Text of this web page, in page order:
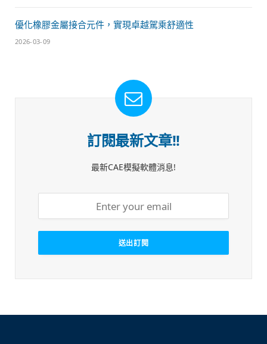
優化橡膠金屬接合元件，實現卓越駕乘舒適性
2026-03-09
訂閱最新文章!!
最新CAE模擬軟體消息!